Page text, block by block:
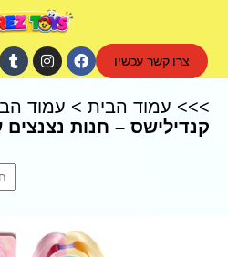
צרו קשר עכשיו
>>> עמוד הבית > עמוד
קנדילישס – חנות נצנצים עם 15